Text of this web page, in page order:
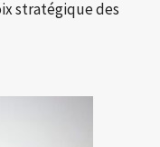
stratégique des